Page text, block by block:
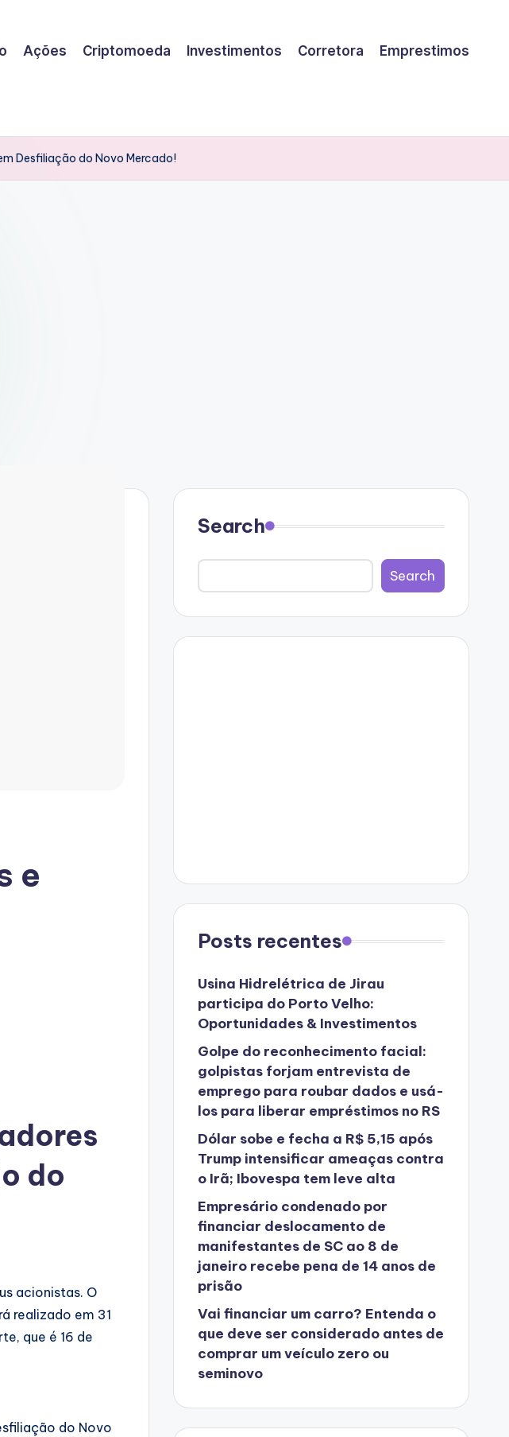
Ações Criptomoeda Investimentos Corretora Emprestimos
Desfiliação do Novo Mercado!
e
do
acionistas. O
realizado em 31
que é 16 de
do Novo
Search
Search
Posts recentes
Usina Hidrelétrica de Jirau
participa do Porto Velho:
Oportunidades & Investimentos
Golpe do reconhecimento facial:
golpistas forjam entrevista de
emprego para roubar dados e usá-
los para liberar empréstimos no RS
Dólar sobe e fecha a R$ 5,15 após
Trump intensificar ameaças contra
o Irã; Ibovespa tem leve alta
Empresário condenado por
financiar deslocamento de
manifestantes de SC ao 8 de
janeiro recebe pena de 14 anos de
prisão
Vai financiar um carro? Entenda o
que deve ser considerado antes de
comprar um veículo zero ou
seminovo